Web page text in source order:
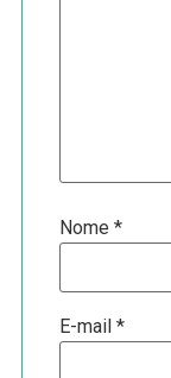
Nome*
E-mail*